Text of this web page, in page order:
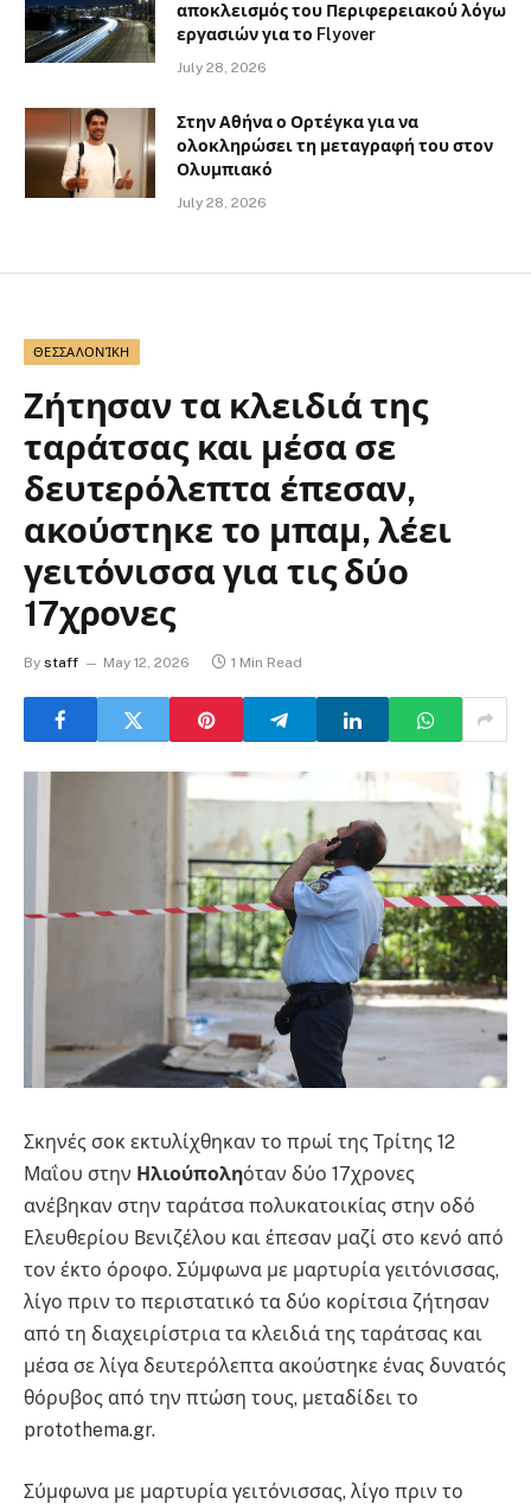
αποκλεισμός του Περιφερειακού λόγω
εργασιών για το Flyover
July 28, 2026
Στην Αθήνα ο Ορτέγκα για να
ολοκληρώσει τη μεταγραφή του στον
Ολυμπιακό
July 28, 2026
ΘΕΣΣΑΛΟΝΊΚΗ
Ζήτησαν τα κλειδιά της
ταράτσας και μέσα σε
δευτερόλεπτα έπεσαν,
ακούστηκε το μπαμ, λέει
γειτόνισσα για τις δύο
17χρονες
By staff May 12, 2026 1 Min Read
Σκηνές σοκ εκτυλίχθηκαν το πρωί της Τρίτης 12
Μαΐου στην Ηλιούποληόταν δύο 17χρονες
ανέβηκαν στην ταράτσα πολυκατοικίας στην οδό
Ελευθερίου Βενιζέλου και έπεσαν μαζί στο κενό από
τον έκτο όροφο. Σύμφωνα με μαρτυρία γειτόνισσας,
λίγο πριν το περιστατικό τα δύο κορίτσια ζήτησαν
από τη διαχειρίστρια τα κλειδιά της ταράτσας και
μέσα σε λίγα δευτερόλεπτα ακούστηκε ένας δυνατός
θόρυβος από την πτώση τους, μεταδίδει το
protothema.gr.
Σύμφωνα με μαρτυρία γειτόνισσας, λίγο πριν το